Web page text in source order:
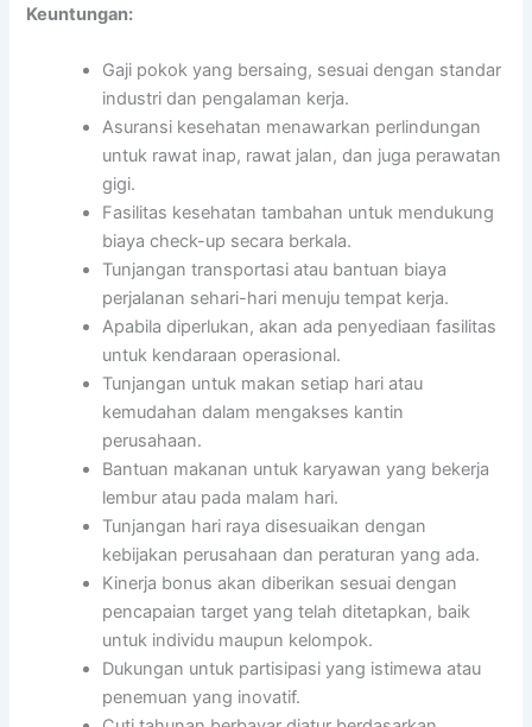
Keuntungan:
Gaji pokok yang bersaing, sesuai dengan standar
industri dan pengalaman kerja.
Asuransi kesehatan menawarkan perlindungan
untuk rawat inap, rawat jalan, dan juga perawatan
gigi.
Fasilitas kesehatan tambahan untuk mendukung
biaya check-up secara berkala.
Tunjangan transportasi atau bantuan biaya
perjalanan sehari-hari menuju tempat kerja.
Apabila diperlukan, akan ada penyediaan fasilitas
untuk kendaraan operasional.
Tunjangan untuk makan setiap hari atau
kemudahan dalam mengakses kantin
perusahaan.
Bantuan makanan untuk karyawan yang bekerja
lembur atau pada malam hari.
Tunjangan hari raya disesuaikan dengan
kebijakan perusahaan dan peraturan yang ada.
Kinerja bonus akan diberikan sesuai dengan
pencapaian target yang telah ditetapkan, baik
untuk individu maupun kelompok.
Dukungan untuk partisipasi yang istimewa atau
penemuan yang inovatif.